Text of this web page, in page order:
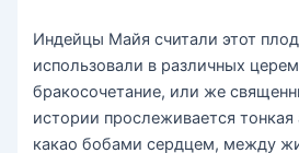
Индейцы Майя считали этот
использовали в различных
бракосочетание, или же
истории прослеживается
какао бобами сердцем, между